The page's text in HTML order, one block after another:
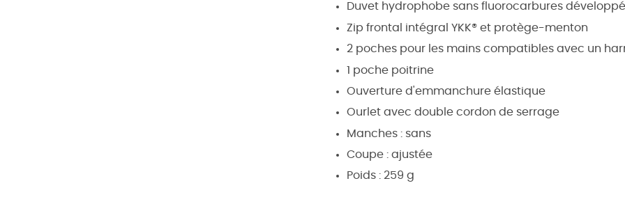
Duvet hydrophobe sans fluorocarbures
Zip frontal intégral YKK® et protège-menton
2 poches pour les mains compatibles avec un
1 poche poitrine
Ouverture d'emmanchure élastique
Ourlet avec double cordon de serrage
Manches : sans
Coupe : ajustée
Poids : 259 g